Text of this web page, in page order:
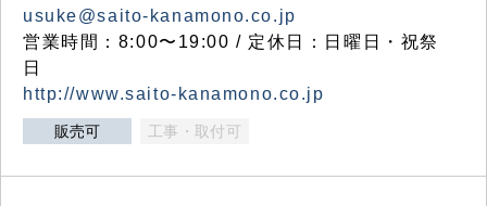
usuke@saito-kanamono.co.jp
営業時間：8:00〜19:00 / 定休日：日曜日・祝祭
日
http://www.saito-kanamono.co.jp
販売可 工事・取付可